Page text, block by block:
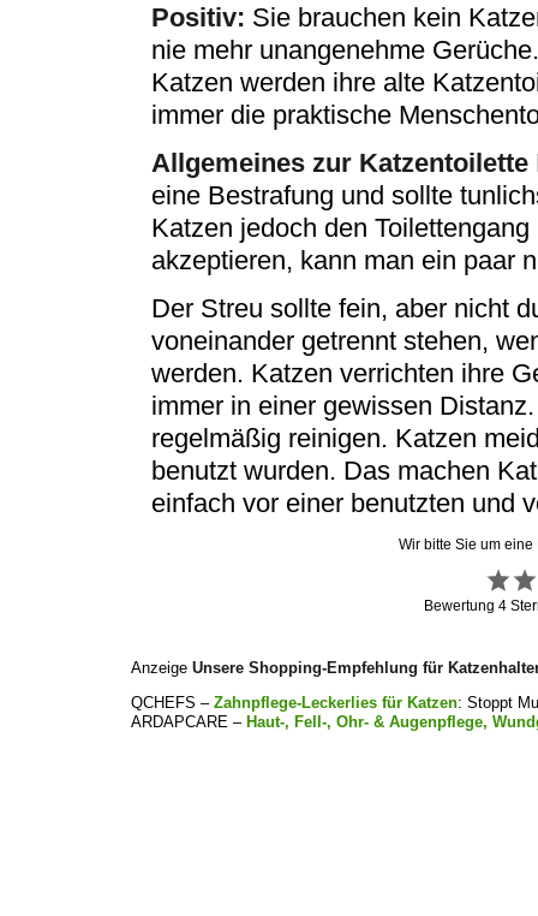
Positiv: Sie brauchen kein
nie mehr unangenehme
Katzen werden ihre alte
immer die praktische
Allgemeines zur Katzentoilette
eine Bestrafung und sollte
Katzen jedoch den
akzeptieren, kann man ein paar
Der Streu sollte fein, aber nicht
voneinander getrennt stehen,
werden. Katzen verrichten ihre
immer in einer gewissen
regelmäßig reinigen. Katzen
benutzt wurden. Das machen
einfach vor einer benutzten und
Wir bitte Sie um
Bewertung 4
AnzeigeUnsere Shopping-Empfehlung für
QCHEFS –Zahnpflege-Leckerlies für Katzen: Stoppt
ARDAPCARE –Haut-, Fell-, Ohr- & Augenpflege,